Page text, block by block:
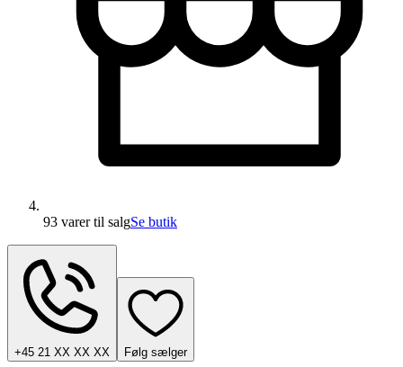
93 varertil salgSe butik
+45 21 XX XX XX Følg sælger